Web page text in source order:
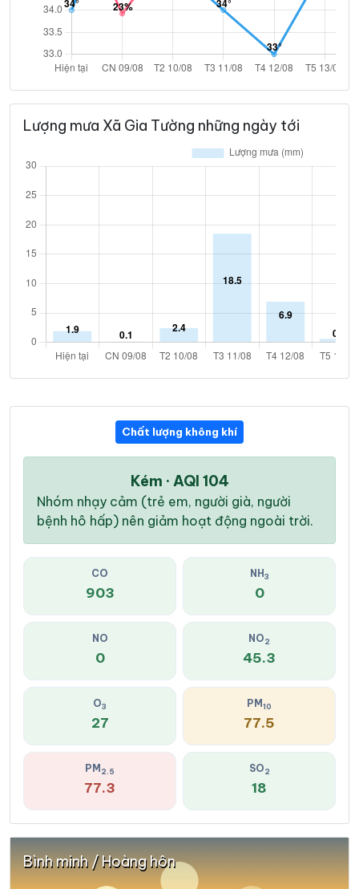
Lượng mưa Xã Gia Tường những ngày tới
Chất lượng không khí
Kém · AQI 104
Nhóm nhạy cảm (trẻ em, người già, người
bệnh hô hấp) nên giảm hoạt động ngoài trời.
CO
903
NH 3
0
NO
0
NO2
45.3
O3
27
PM10
77.5
PM 2.5
77.3
SO2
18
Bình minh / Hoàng hôn